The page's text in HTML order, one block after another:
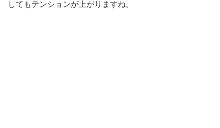
してもテンションが上がりますね。